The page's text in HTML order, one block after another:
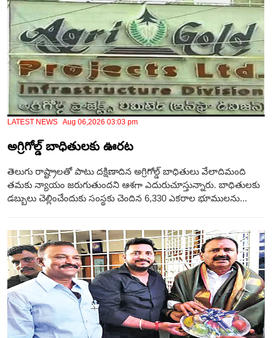
LATEST NEWS Aug 06,2026 03:03 pm
అగ్రిగోల్డ్ బాధితులకు ఊరట
తెలుగు రాష్ట్రాలతో పాటు దక్షిణాదిన అగ్రిగోల్డ్ బాధితులు వేలాదిమంది
తమకు న్యాయం జరుగుతుందని ఆశగా ఎదురుచూస్తున్నారు. బాధితులకు
డబ్బులు చెల్లించేందుకు సంస్థకు చెందిన 6,330 ఎకరాల భూములను...